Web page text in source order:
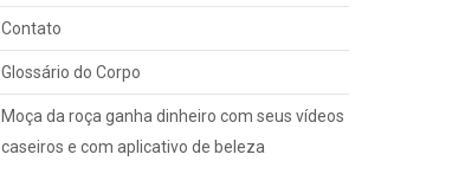
Contato
Glossário do Corpo
Moça da roça ganha dinheiro com seus vídeos
caseiros e com aplicativo de beleza